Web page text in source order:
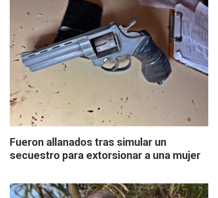
Fueron allanados tras simular un
secuestro para extorsionar a una mujer